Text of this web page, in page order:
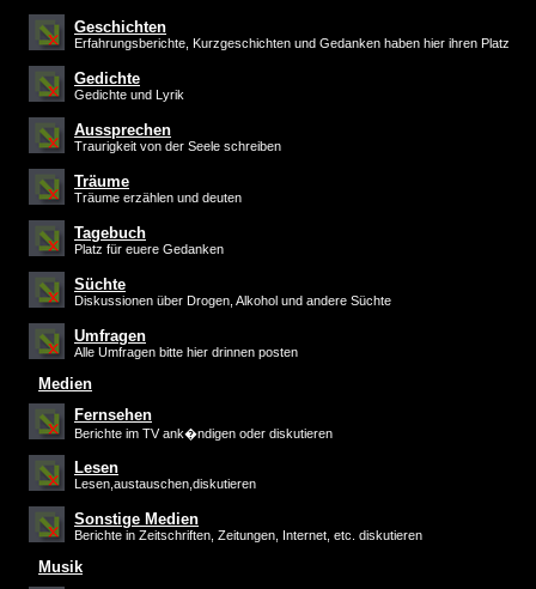
Geschichten
Erfahrungsberichte, Kurzgeschichten und Gedanken haben hier ihren Platz
Gedichte
Gedichte und Lyrik
Aussprechen
Traurigkeit von der Seele schreiben
Träume
Träume erzählen und deuten
Tagebuch
Platz für euere Gedanken
Süchte
Diskussionen über Drogen, Alkohol und andere Süchte
Umfragen
Alle Umfragen bitte hier drinnen posten
Medien
Fernsehen
Berichte im TV ank�ndigen oder diskutieren
Lesen
Lesen,austauschen,diskutieren
Sonstige Medien
Berichte in Zeitschriften, Zeitungen, Internet, etc. diskutieren
Musik